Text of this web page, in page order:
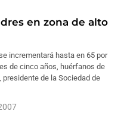
en zona de alto
incrementará hasta en 65 por
de cinco años, huérfanos de
de la Sociedad de